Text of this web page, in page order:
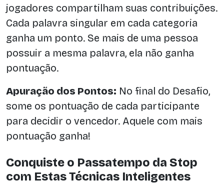
jogadores compartilham suas contribuições.
Cada palavra singular em cada categoria
ganha um ponto. Se mais de uma pessoa
possuir a mesma palavra, ela não ganha
pontuação.
Apuração dos Pontos: No final do Desafio,
some os pontuação de cada participante
para decidir o vencedor. Aquele com mais
pontuação ganha!
Conquiste o Passatempo da Stop
com Estas Técnicas Inteligentes